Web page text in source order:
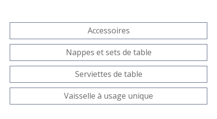
Accessoires
Nappes et sets de table
Serviettes de table
Vaisselle à usage unique